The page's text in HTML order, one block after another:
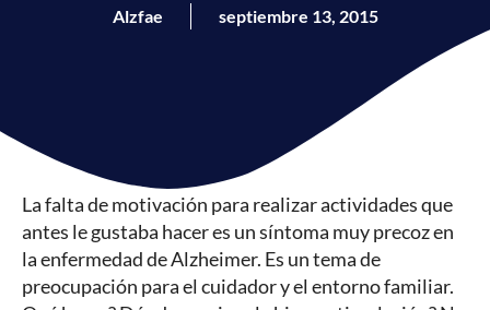
Alzfae septiembre 13, 2015
La falta de motivación para realizar actividades que
antes le gustaba hacer es un síntoma muy precoz en
la enfermedad de Alzheimer. Es un tema de
preocupación para el cuidador y el entorno familiar.